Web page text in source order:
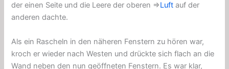
der einen Seite und die Leere der oberen ⇒Luft auf der
anderen dachte.
Als ein Rascheln in den näheren Fenstern zu hören war,
kroch er wieder nach Westen und drückte sich flach an die
Wand neben den nun geöffneten Fenstern. Es war klar,